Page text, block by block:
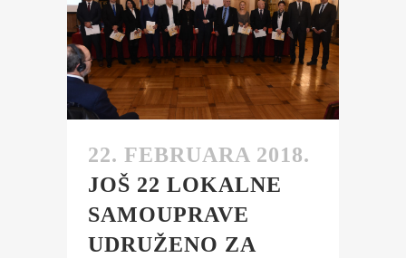
22. FEBRUARA 2018.
JOŠ 22 LOKALNE
SAMOUPRAVE
UDRUŽENO ZA